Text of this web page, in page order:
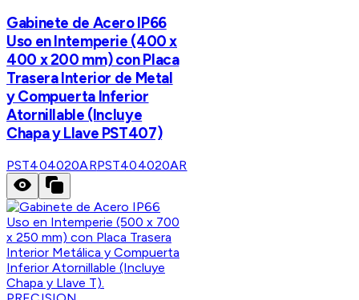
Gabinete de Acero IP66
Uso en Intemperie (400 x
400 x 200 mm) con Placa
Trasera Interior de Metal
y Compuerta Inferior
Atornillable (Incluye
Chapa y Llave PST407)
PST404020ARPST404020AR